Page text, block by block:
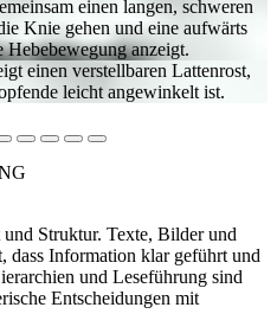
Struktur. Texte, Bilder und
dass Information klar geführt und
und Leseführung sind
Entscheidungen mit